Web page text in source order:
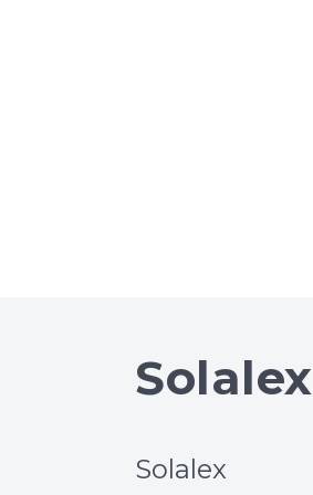
Solalex
Solalex